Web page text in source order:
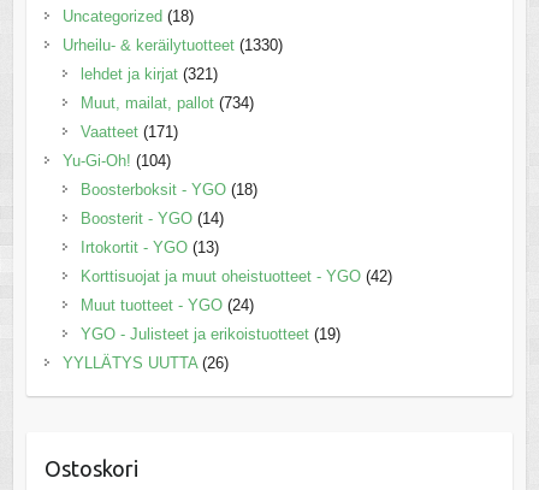
Uncategorized (18)
Urheilu- & keräilytuotteet (1330)
lehdet ja kirjat (321)
Muut, mailat, pallot (734)
Vaatteet (171)
Yu-Gi-Oh! (104)
Boosterboksit - YGO (18)
Boosterit - YGO (14)
Irtokortit - YGO (13)
Korttisuojat ja muut oheistuotteet - YGO (42)
Muut tuotteet - YGO (24)
YGO - Julisteet ja erikoistuotteet (19)
YYLLÄTYS UUTTA (26)
Ostoskori